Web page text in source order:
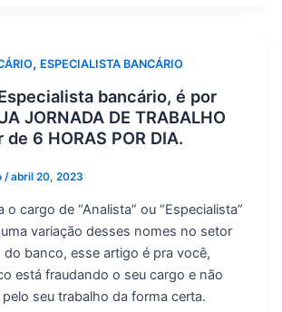
, ESPECIALISTA BANCÁRIO
bancário, é por
JORNADA DE TRABALHO
6 HORAS POR DIA.
/abril 20, 2023
o cargo de “Analista” ou “Especialista”
variação desses nomes no setor
banco, esse artigo é pra você,
está fraudando o seu cargo e não
seu trabalho da forma certa.